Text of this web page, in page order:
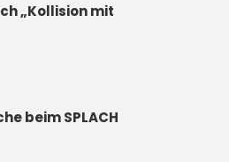
„Kollision mit
beim SPLACH